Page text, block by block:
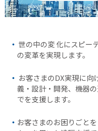
世の中の変 化にスピー
の変革を実現します。
お客さまのDX実現に向
義・設計・開発、機器
でを支援します。
お客さまのお困りごと